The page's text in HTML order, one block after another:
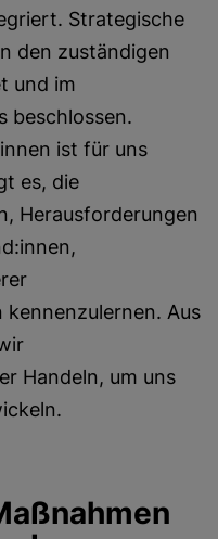
Strategische
den zuständigen
und im
beschlossen.
ist für uns
es, die
Herausforderungen
Aus
Handeln, um uns